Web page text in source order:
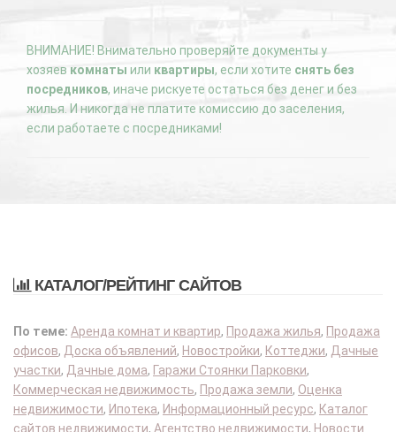
ВНИМАНИЕ! Внимательно проверяйте документы у
хозяев комнаты или квартиры, если хотите снять без
посредников, иначе рискуете остаться без денег и без
жилья. И никогда не платите комиссию до заселения,
если работаете с посредниками!
КАТАЛОГ/РЕЙТИНГ САЙТОВ
По теме: Аренда комнат и квартир, Продажа жилья, Продажа
офисов, Доска объявлений, Новостройки, Коттеджи, Дачные
участки, Дачные дома, Гаражи Стоянки Парковки,
Коммерческая недвижимость, Продажа земли, Оценка
недвижимости, Ипотека, Информационный ресурс, Каталог
сайтов недвижимости, Агентство недвижимости, Новости